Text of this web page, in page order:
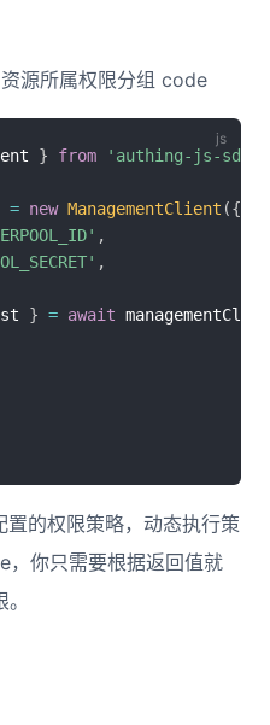
源所属权限分组 code
} from 'authing-js-sdk'
= new ManagementClient ({
,
,
} = await
的权限策略，动态执行策
你只需要根据返回值就